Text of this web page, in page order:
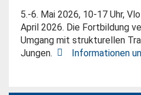
5.-6. Mai 2026, 10-17 Uhr,
April 2026. Die Fortbildung
Umgang mit strukturellen
Jungen.
Informationen